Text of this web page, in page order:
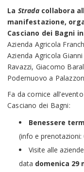
La Stradacollabora
manifestazione,
Casciano dei Bagni
Azienda Agricola
Azienda Agricola
Ravazzi, Giacomo
Podernuovo a
Fa da cornice
Casciano dei Bagni:
Benessere
(info e prenotazioni:
Visite alle
data domenica 29